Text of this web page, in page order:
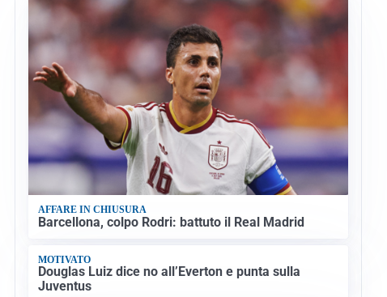
AFFARE IN CHIUSURA
Barcellona, colpo Rodri: battuto il Real Madrid
MOTIVATO
Douglas Luiz dice no all’Everton e punta sulla
Juventus